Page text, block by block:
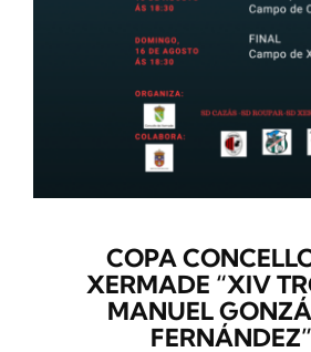
COPA
XERMADE “XIV
MANUEL
FERNÁNDEZ”